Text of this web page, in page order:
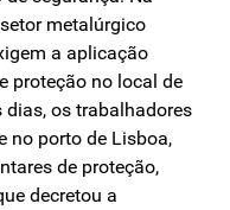
metalúrgico
a aplicação
proteção no local de
os trabalhadores
no porto de Lisboa,
de proteção,
decretou a